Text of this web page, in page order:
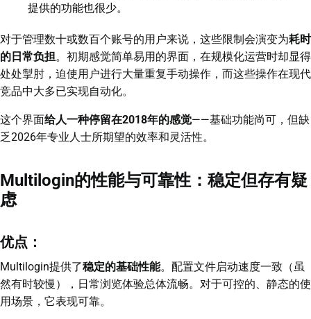
提供的功能也很少。
对于管理数十或数百个账号的用户来说，这些限制会演变为耗时
的日常负担。初期感觉简单易用的界面，在规模化运营时却显得
处处掣肘，迫使用户进行大量重复手动操作，而这些操作在现代
竞品中大多已实现自动化。
这个界面给人一种停留在2018年的感觉——基础功能尚可，但缺
乏2026年专业人士所期望的效率和灵活性。
Multilogin的性能与可靠性：稳定但存有疑
虑
优点：
Multilogin提供了稳定的基础性能。配置文件启动速度一致（虽
然有时较慢），日常浏览体验总体流畅。对于可控的、静态的使
用场景，它表现可靠。